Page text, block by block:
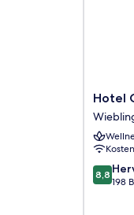
Hotel
Chester
Hotel
8.8
von
8,8
198